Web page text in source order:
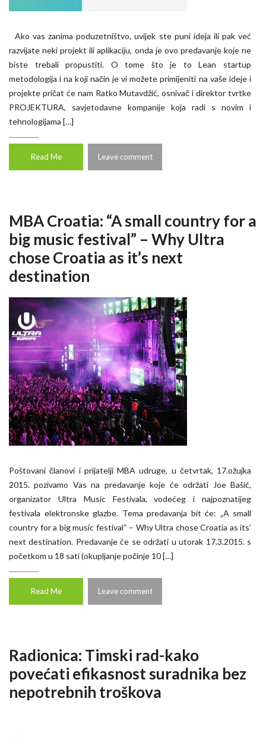
Ako vas zanima poduzetništvo, uvijek ste puni ideja ili pak već
razvijate neki projekt ili aplikaciju, onda je ovo predavanje koje ne
biste trebali propustiti. O tome što je to Lean startup
metodologija i na koji način je vi možete primijeniti na vaše ideje i
projekte pričat će nam Ratko Mutavdžić, osnivač i direktor tvrtke
PROJEKTURA, savjetodavne kompanije koja radi s novim i
tehnologijama […]
Read Me Leave comment
MBA Croatia: “A small country for a
big music festival” – Why Ultra
chose Croatia as it’s next
destination
Poštovani članovi i prijatelji MBA udruge, u četvrtak, 17.ožujka
2015. pozivamo Vas na predavanje koje će održati Joe Bašić,
organizator Ultra Music Festivala, vodećeg i najpoznatijeg
festivala elektronske glazbe. Tema predavanja bit će: „A small
country for a big music festival“ – Why Ultra chose Croatia as its’
next destination. Predavanje će se održati u utorak 17.3.2015. s
početkom u 18 sati (okupljanje počinje 10 […]
Read Me Leave comment
Radionica: Timski rad-kako
povećati efikasnost suradnika bez
nepotrebnih troškova